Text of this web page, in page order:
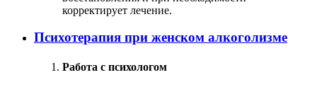
корректирует лечение.
Психотерапия при женском алкоголизме
Работа с психологом